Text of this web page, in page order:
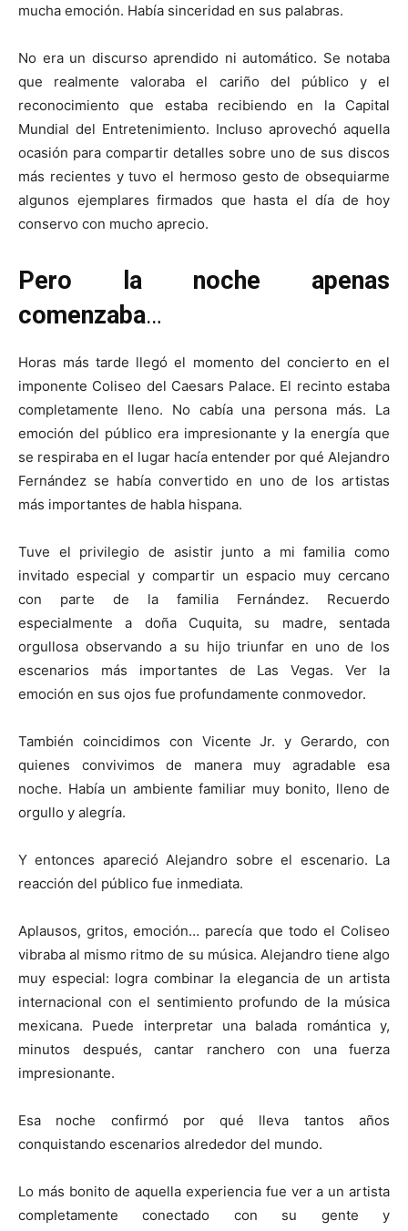
mucha emoción. Había sinceridad en sus palabras.
No era un discurso aprendido ni automático. Se notaba
que realmente valoraba el cariño del público y el
reconocimiento que estaba recibiendo en la Capital
Mundial del Entretenimiento. Incluso aprovechó aquella
ocasión para compartir detalles sobre uno de sus discos
más recientes y tuvo el hermoso gesto de obsequiarme
algunos ejemplares firmados que hasta el día de hoy
conservo con mucho aprecio.
Pero la noche apenas
comenzaba…
Horas más tarde llegó el momento del concierto en el
imponente Coliseo del Caesars Palace. El recinto estaba
completamente lleno. No cabía una persona más. La
emoción del público era impresionante y la energía que
se respiraba en el lugar hacía entender por qué Alejandro
Fernández se había convertido en uno de los artistas
más importantes de habla hispana.
Tuve el privilegio de asistir junto a mi familia como
invitado especial y compartir un espacio muy cercano
con parte de la familia Fernández. Recuerdo
especialmente a doña Cuquita, su madre, sentada
orgullosa observando a su hijo triunfar en uno de los
escenarios más importantes de Las Vegas. Ver la
emoción en sus ojos fue profundamente conmovedor.
También coincidimos con Vicente Jr. y Gerardo, con
quienes convivimos de manera muy agradable esa
noche. Había un ambiente familiar muy bonito, lleno de
orgullo y alegría.
Y entonces apareció Alejandro sobre el escenario. La
reacción del público fue inmediata.
Aplausos, gritos, emoción… parecía que todo el Coliseo
vibraba al mismo ritmo de su música. Alejandro tiene algo
muy especial: logra combinar la elegancia de un artista
internacional con el sentimiento profundo de la música
mexicana. Puede interpretar una balada romántica y,
minutos después, cantar ranchero con una fuerza
impresionante.
Esa noche confirmó por qué lleva tantos años
conquistando escenarios alrededor del mundo.
Lo más bonito de aquella experiencia fue ver a un artista
completamente conectado con su gente y